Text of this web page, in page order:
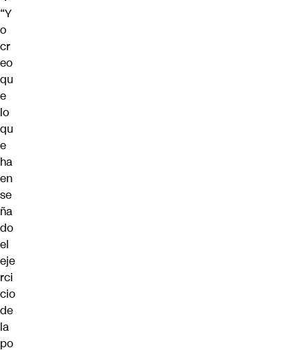
“Y
o
cr
eo
qu
e
lo
qu
e
ha
en
se
ña
do
el
eje
rci
cio
de
la
po